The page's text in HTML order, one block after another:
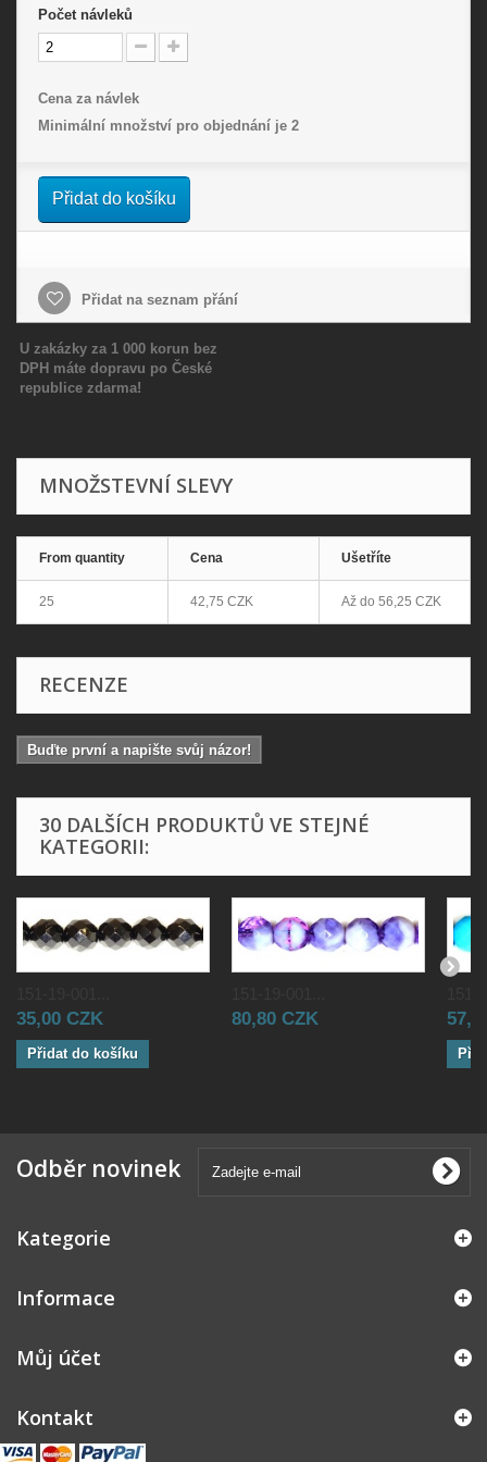
Počet návleků
Cena za návlek
Minimální množství pro objednání je 2
Přidat do košíku
Přidat na seznam přání
U zakázky za 1 000 korun bez
DPH máte dopravu po České
republice zdarma!
MNOŽSTEVNÍ SLEVY
From quantity Cena Ušetříte
25 42,75 CZK Až do 56,25 CZK
RECENZE
Buďte první a napište svůj názor!
30 DALŠÍCH PRODUKTŮ VE STEJNÉ
KATEGORII:
35,00 CZK
Přidat do košíku
80,80 CZK
Odběr novinek
Kategorie
Informace
Můj účet
Kontakt